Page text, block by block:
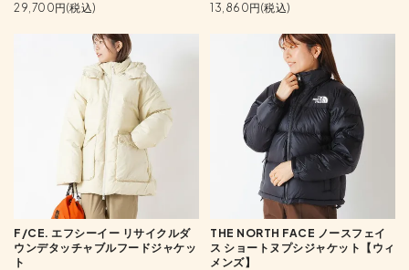
29,700円(税込)
13,860円(税込)
F/CE. エフシーイー リサイクルダ
ウンデタッチャブルフードジャケッ
ト
THE NORTH FACE ノースフェイ
ス ショートヌプシジャケット【ウィ
メンズ】